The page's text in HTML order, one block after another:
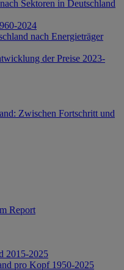
Sektoren in Deutschland
2024
nach Energieträger
der Preise 2023-
Zwischen Fortschritt und
Report
2015-2025
pro Kopf 1950-2025